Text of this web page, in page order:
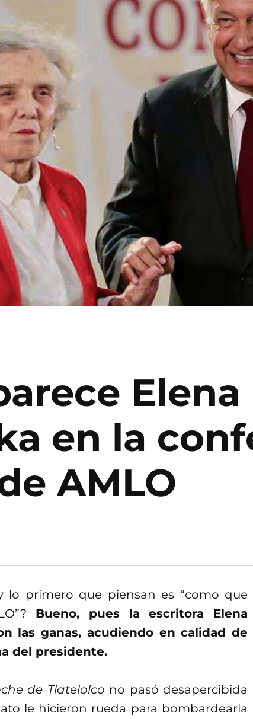
Elena
en la
AMLO
lo primero que piensan es “como que
Bueno, pues la escritora Elena
las ganas, acudiendo en calidad de
del presidente.
de Tlatelolco no pasó desapercibida
le hicieron rueda para bombardearla